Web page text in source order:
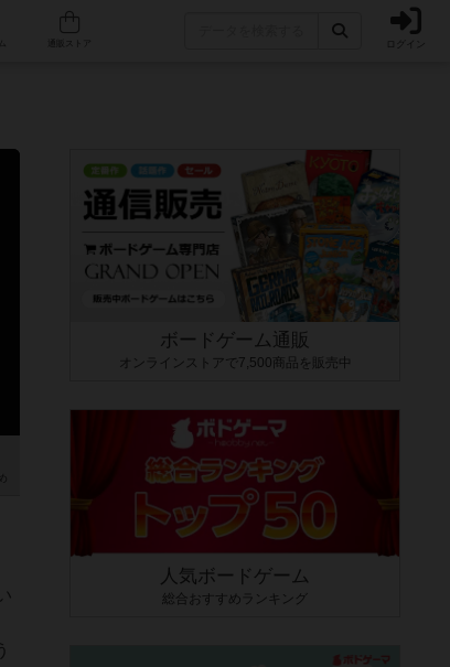
人気ボードゲーム ログイン
ボードゲーム通販
オンラインストアで7,500商品を販売中
人気ボードゲーム
総合おすすめランキング